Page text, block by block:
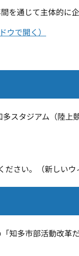
通じて主体的に
で開く）
スタジアム（陸
ださい。（新しいウ
多市部活動改革